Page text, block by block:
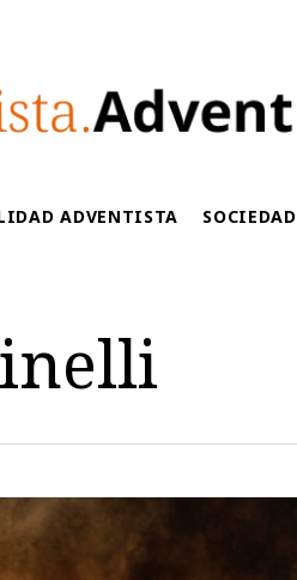
ADVENTISTA SOCIEDAD